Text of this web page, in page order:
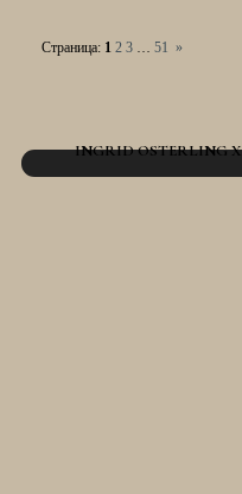
Страница: 1 2 3 … 51 »
INGRID OSTERLING X